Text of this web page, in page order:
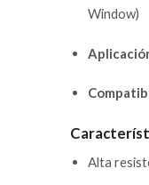
Window)
Alta